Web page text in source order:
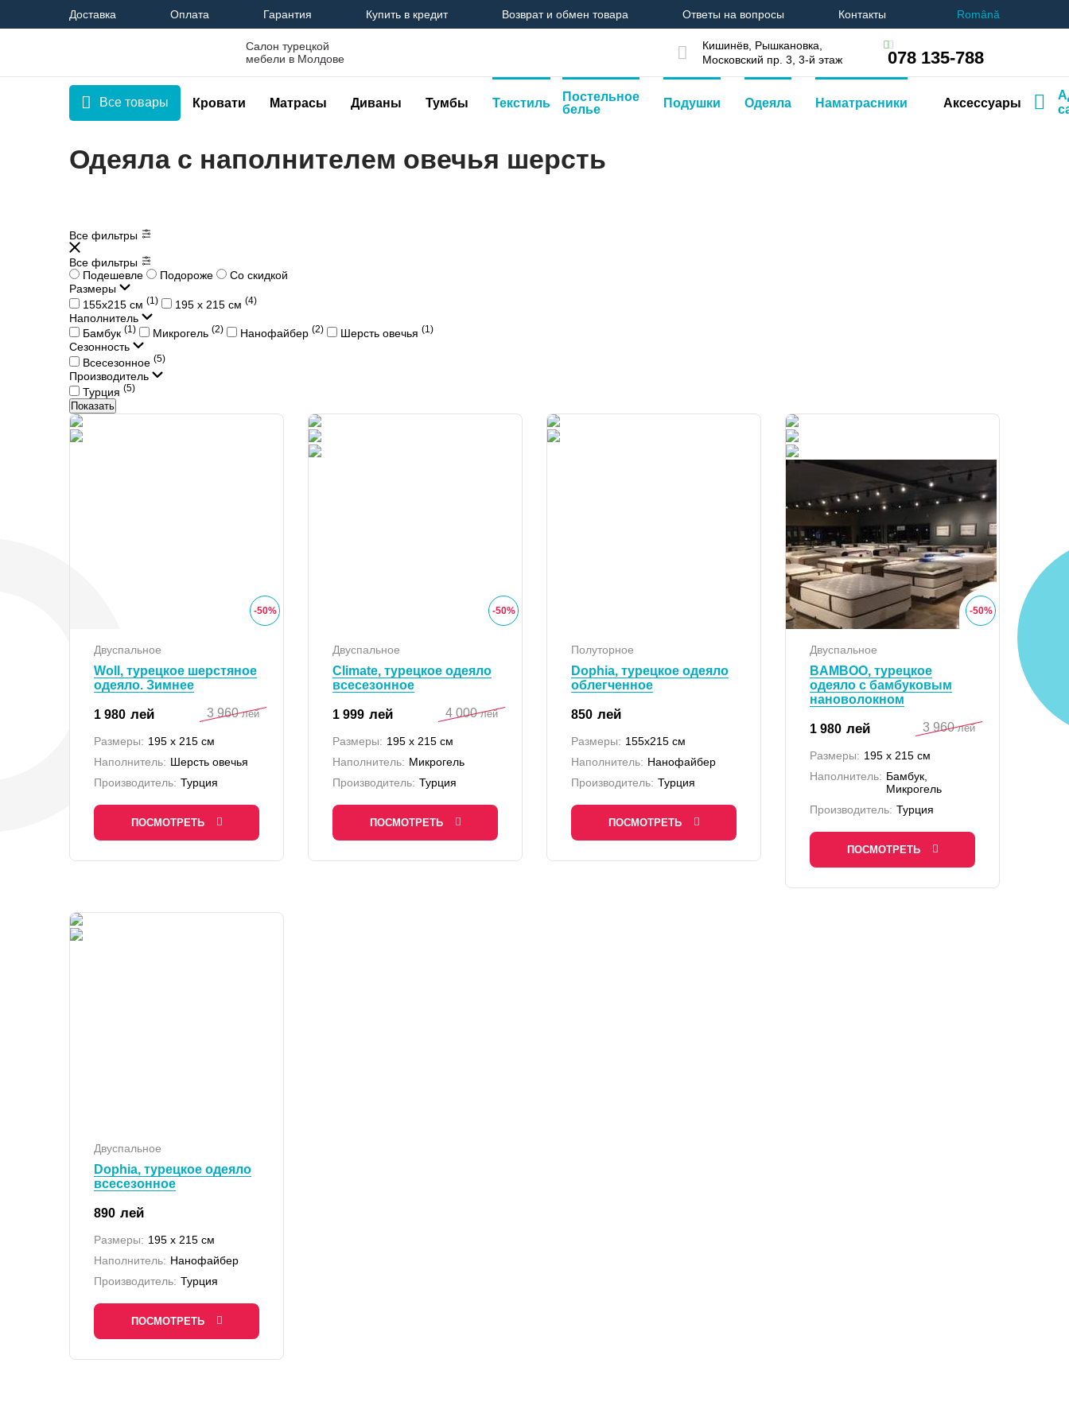
Доставка Оплата Гарантия Купить в кредит Возврат и обмен товара Ответы на вопросы Контакты Română
Салон турецкой
мебели в Молдове
Кишинёв, Рышкановка,
Московский пр. 3, 3-й этаж
078 135-788
Все товары Кровати Матрасы Диваны Тумбы Текстиль
Постельное
белье
Подушки Одеяла Наматрасники Аксессуары
Одеяла с наполнителем овечья шерсть
Все фильтры
Все фильтры
Подешевле
Подороже
Со скидкой
Размеры
155х215 см (1) 195 х 215 см (4)
Наполнитель
Бамбук (1) Микрогель (2) Нанофайбер (2) Шерсть овечья (1)
Сезонность
Всесезонное (5)
Производитель
Турция (5)
Показать
-50%
Двуспальное
Woll, турецкое шерстяное
одеяло. Зимнее
1 980 лей 3 960 лей
Размеры: 195 х 215 см
Наполнитель: Шерсть овечья
Производитель: Турция
ПОСМОТРЕТЬ
-50%
Двуспальное
Climate, турецкое одеяло
всесезонное
1 999 лей 4 000 лей
Размеры: 195 х 215 см
Наполнитель: Микрогель
Производитель: Турция
ПОСМОТРЕТЬ
Полуторное
Dophia, турецкое одеяло
облегченное
850 лей
Размеры: 155х215 см
Наполнитель: Нанофайбер
Производитель: Турция
ПОСМОТРЕТЬ
-50%
Двуспальное
BAMBOO, турецкое
одеяло с бамбуковым
нановолокном
1 980 лей 3 960 лей
Размеры: 195 х 215 см
Наполнитель: Бамбук,
Микрогель
Производитель: Турция
ПОСМОТРЕТЬ
Двуспальное
Dophia, турецкое одеяло
всесезонное
890 лей
Размеры: 195 х 215 см
Наполнитель: Нанофайбер
Производитель: Турция
ПОСМОТРЕТЬ